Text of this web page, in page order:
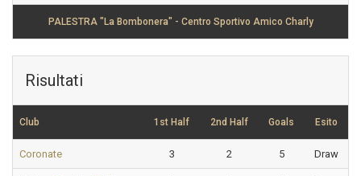
PALESTRA "La Bombonera" - Centro Sportivo Amico Charly
Risultati
Club 1st Half 2nd Half Goals Esito
Coronate 3 2 5 Draw